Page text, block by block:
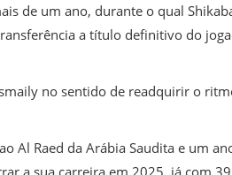
de um ano, durante o qual
a título definitivo do
no sentido de readquirir o
Al Raed da Arábia Saudita e um
a sua carreira em 2025, já com 39